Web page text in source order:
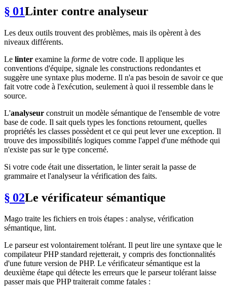
§ 01Linter contre analyseur
Les deux outils trouvent des problèmes, mais ils opèrent à des
niveaux différents.
Le linter examine la forme de votre code. Il applique les
conventions d'équipe, signale les constructions redondantes et
suggère une syntaxe plus moderne. Il n'a pas besoin de savoir ce que
fait votre code à l'exécution, seulement à quoi il ressemble dans le
source.
L'analyseur construit un modèle sémantique de l'ensemble de votre
base de code. Il sait quels types les fonctions retournent, quelles
propriétés les classes possèdent et ce qui peut lever une exception. Il
trouve des impossibilités logiques comme l'appel d'une méthode qui
n'existe pas sur le type concerné.
Si votre code était une dissertation, le linter serait la passe de
grammaire et l'analyseur la vérification des faits.
§ 02Le vérificateur sémantique
Mago traite les fichiers en trois étapes : analyse, vérification
sémantique, lint.
Le parseur est volontairement tolérant. Il peut lire une syntaxe que le
compilateur PHP standard rejetterait, y compris des fonctionnalités
d'une future version de PHP. Le vérificateur sémantique est la
deuxième étape qui détecte les erreurs que le parseur tolérant laisse
passer mais que PHP traiterait comme fatales :